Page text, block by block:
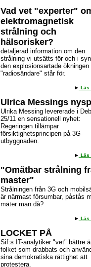
Vad vet "experter"
elektromagnetisk
strålning och
hälsorisker?
detaljerad information om den
strålning vi utsätts för och i
den explosionsartade ökningen
"radiosändare" står för.
Läs
Ulrica Messings
Ulrika Messing levererade i
25/11 en sensationell nyhet:
Regeringen tillämpar
försiktighetsprincipen på 3G-
utbyggnaden.
Läs
"Omätbar strålning
master"
Strålningen från 3G och
är närmast försumbar, påstås
mäter man då?
Läs
LOCKET PÅ
Sif:s IT-analytiker "vet" bättre
folket som drabbats och
sina demokratiska rättighet att
protestera.